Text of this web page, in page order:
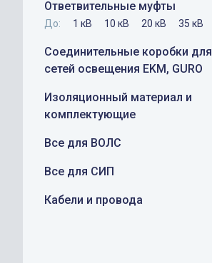
Ответвительные муфты
До: 1 кВ 10 кВ 20 кВ 35 кВ
Соединительные коробки для
сетей освещения EKM, GURO
Изоляционный материал и
комплектующие
Все для ВОЛС
Все для СИП
Кабели и провода